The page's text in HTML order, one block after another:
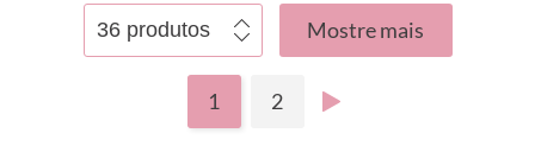
Mostre mais
1 2